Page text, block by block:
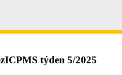
týden 5/2025